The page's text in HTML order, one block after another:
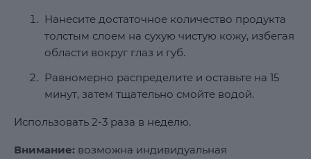
Нанесите достаточное количество продукта
толстым слоем на сухую чистую кожу, избегая
области вокруг глаз и губ.
Равномерно распределите и оставьте на 15
минут, затем тщательно смойте водой.
Использовать 2-3 раза в неделю.
Внимание: возможна индивидуальная